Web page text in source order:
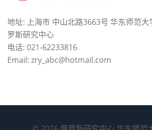
地址: 上海市 中山北路3663号 华东师范
罗斯研究中心
电话: 021-62233816
Email: zry_abc@hotmail.com